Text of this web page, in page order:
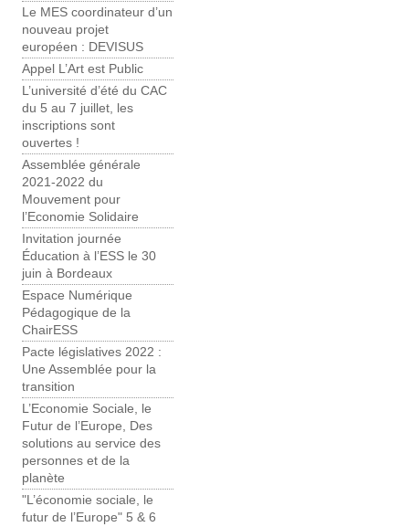
Le MES coordinateur d’un
nouveau projet
européen : DEVISUS
Appel L’Art est Public
L’université d’été du CAC
du 5 au 7 juillet, les
inscriptions sont
ouvertes !
Assemblée générale
2021-2022 du
Mouvement pour
l’Economie Solidaire
Invitation journée
Éducation à l’ESS le 30
juin à Bordeaux
Espace Numérique
Pédagogique de la
ChairESS
Pacte législatives 2022 :
Une Assemblée pour la
transition
L’Economie Sociale, le
Futur de l’Europe, Des
solutions au service des
personnes et de la
planète
"L’économie sociale, le
futur de l’Europe" 5 & 6